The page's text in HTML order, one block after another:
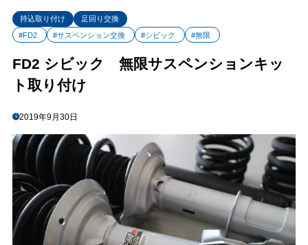
持込取り付け
足回り交換
#FD2
#サスペンション交換 #シビック #無限
FD2 シビック 無限サスペンションキッ
ト取り付け
2019年9月30日